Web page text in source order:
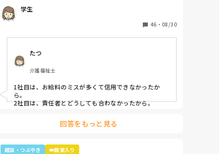
年齢や認知症の事を考えても、嵐のメンバー3人とキ
ムタクが誰と結婚したのか覚えていた事に驚きながら
関係など)
多くの回答が必要なので本人ではなく知人の方がやめ
た理由などでも教えていただけると助かります。
ご協力お願いします🙇🏻‍♀️
学生
46 ・ 08/30
たつ
介護福祉士
1社目は、お給料のミスが多くて信用できなかったか
ら。
2社目は、責任者とどうしても合わなかったから。
回答をもっと見る
雑談・つぶやき 👑殿堂入り